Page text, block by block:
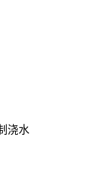
浇水